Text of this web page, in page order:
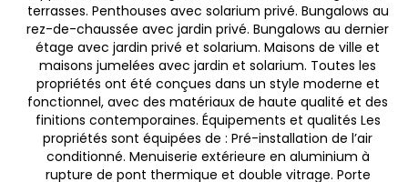
terrasses. Penthouses avec solarium privé. Bungalows au
rez-de-chaussée avec jardin privé. Bungalows au dernier
étage avec jardin privé et solarium. Maisons de ville et
maisons jumelées avec jardin et solarium. Toutes les
propriétés ont été conçues dans un style moderne et
fonctionnel, avec des matériaux de haute qualité et des
finitions contemporaines. Équipements et qualités Les
propriétés sont équipées de : Pré-installation de l’air
conditionné. Menuiserie extérieure en aluminium à
rupture de pont thermique et double vitrage. Porte